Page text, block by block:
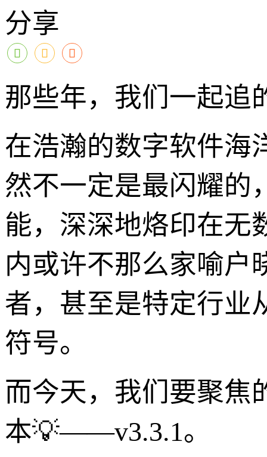
分享
那些年，我们一起追
在浩瀚的数字软件海
然不一定是最闪耀的
能，深深地烙印在无
内或许不那么家喻户
者，甚至是特定行业
符号。
而今天，我们要聚焦
本💡——v3.3.1。